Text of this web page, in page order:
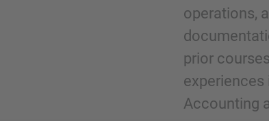
operations,
prior
experiences
Accounting
Aanvraag verzenden